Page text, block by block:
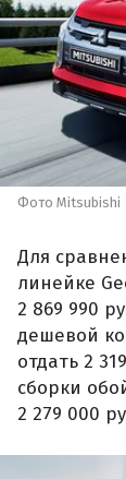
Фото Mitsubishi
Для
линейке
2 869 990
дешевой
отдать 2
сборки
2 279 000